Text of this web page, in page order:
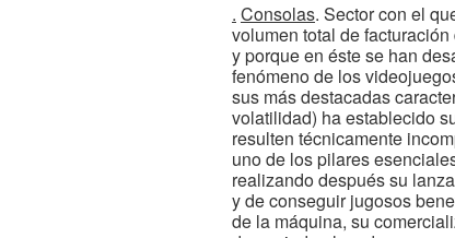
. Consolas. Sector con el
volumen total de
y porque en éste se han
fenómeno de los
sus más destacadas
volatilidad) ha establecido
resulten técnicamente
uno de los pilares
realizando después su
y de conseguir jugosos
de la máquina, su